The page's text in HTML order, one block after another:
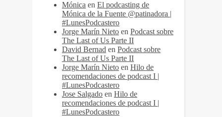
Mónica en El podcasting de
Mónica de la Fuente @patinadora |
#LunesPodcastero
Jorge Marín Nieto en Podcast sobre
The Last of Us Parte II
David Bernad en Podcast sobre
The Last of Us Parte II
Jorge Marín Nieto en Hilo de
recomendaciones de podcast I |
#LunesPodcastero
Jose Salgado en Hilo de
recomendaciones de podcast I |
#LunesPodcastero